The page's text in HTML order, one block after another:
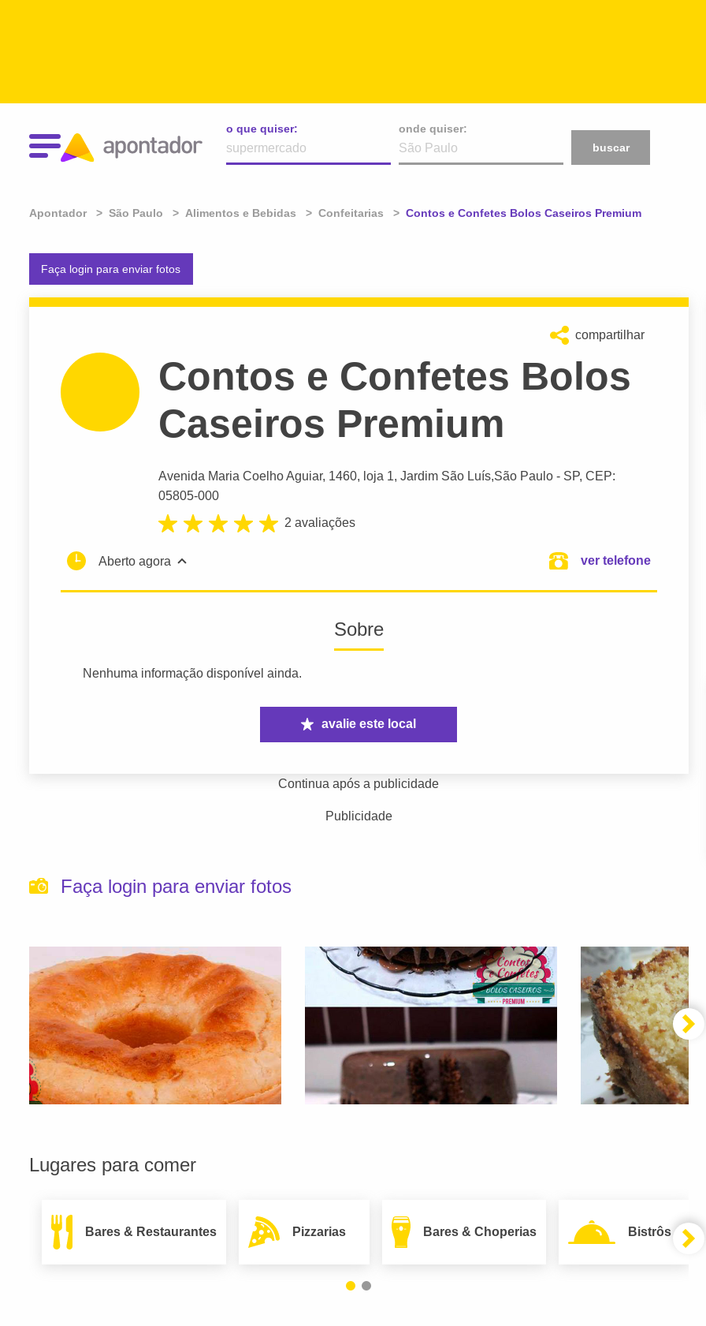
o que quiser:
onde quiser:
buscar
Apontador São Paulo Alimentos e Bebidas Confeitarias Atual:
Contos e Confetes Bolos Caseiros Premium
Faça login para enviar fotos
compartilhar
Contos e Confetes Bolos
Caseiros Premium
Avenida Maria Coelho Aguiar, 1460, loja 1, Jardim São Luís,São Paulo - SP, CEP:
05805-000
2 avaliações
Aberto agora ver telefone
Sobre
Nenhuma informação disponível ainda.
avalie este local
Continua após a publicidade
Publicidade
Faça login para enviar fotos
Lugares para comer
Bares & Restaurantes Pizzarias Bares & Choperias Bistrôs